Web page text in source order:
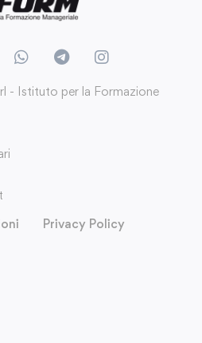
- Istituto per la Formazione
Privacy Policy